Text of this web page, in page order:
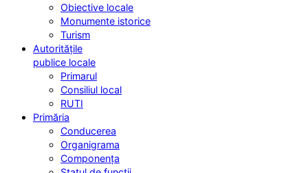
Obiective locale
Monumente istorice
Turism
Autoritățile
publice locale
Primarul
Consiliul local
RUTI
Primăria
Conducerea
Organigrama
Componența